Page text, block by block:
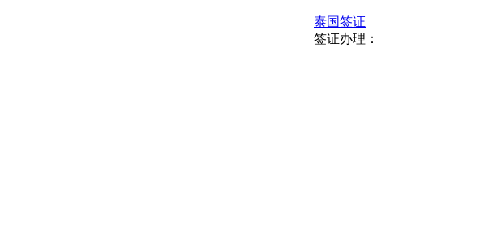
泰国签证
签证办理：